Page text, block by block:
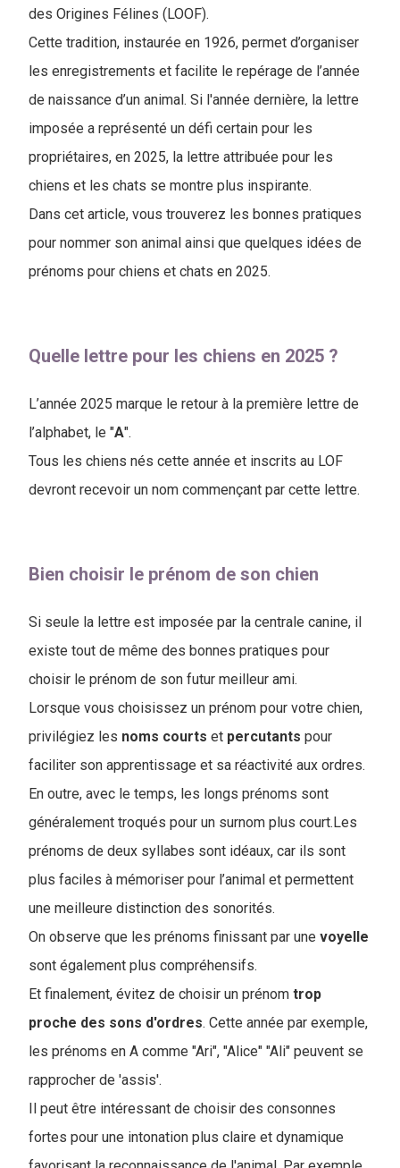
des Origines Félines (LOOF).
Cette tradition, instaurée en 1926, permet d’organiser
les enregistrements et facilite le repérage de l’année
de naissance d’un animal. Si l'année dernière, la lettre
imposée a représenté un défi certain pour les
propriétaires, en 2025, la lettre attribuée pour les
chiens et les chats se montre plus inspirante.
Dans cet article, vous trouverez les bonnes pratiques
pour nommer son animal ainsi que quelques idées de
prénoms pour chiens et chats en 2025.
Quelle lettre pour les chiens en 2025 ?
L’année 2025 marque le retour à la première lettre de
l’alphabet, le "A".
Tous les chiens nés cette année et inscrits au LOF
devront recevoir un nom commençant par cette lettre.
Bien choisir le prénom de son chien
Si seule la lettre est imposée par la centrale canine, il
existe tout de même des bonnes pratiques pour
choisir le prénom de son futur meilleur ami.
Lorsque vous choisissez un prénom pour votre chien,
privilégiez les noms courts et percutants pour
faciliter son apprentissage et sa réactivité aux ordres.
En outre, avec le temps, les longs prénoms sont
généralement troqués pour un surnom plus court.Les
prénoms de deux syllabes sont idéaux, car ils sont
plus faciles à mémoriser pour l’animal et permettent
une meilleure distinction des sonorités.
On observe que les prénoms finissant par une voyelle
sont également plus compréhensifs.
Et finalement, évitez de choisir un prénom trop
proche des sons d'ordres. Cette année par exemple,
les prénoms en A comme "Ari", "Alice" "Ali" peuvent se
rapprocher de 'assis'.
Il peut être intéressant de choisir des consonnes
fortes pour une intonation plus claire et dynamique